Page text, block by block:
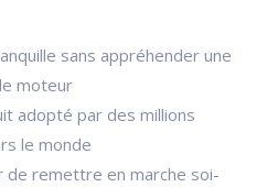
sans appréhender une
moteur
adopté par des millions
le monde
de remettre en marche soi-